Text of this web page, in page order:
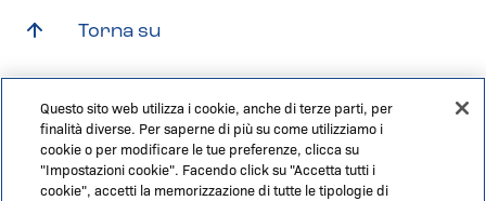
Torna su
Questo sito web utilizza i cookie, anche di terze parti, per
finalità diverse. Per saperne di più su come utilizziamo i
cookie o per modificare le tue preferenze, clicca su
"Impostazioni cookie". Facendo click su "Accetta tutti i
cookie", accetti la memorizzazione di tutte le tipologie di